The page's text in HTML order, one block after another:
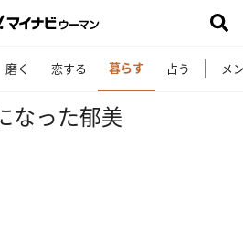
磨く 恋する 暮らす 占う メ
なった郁美